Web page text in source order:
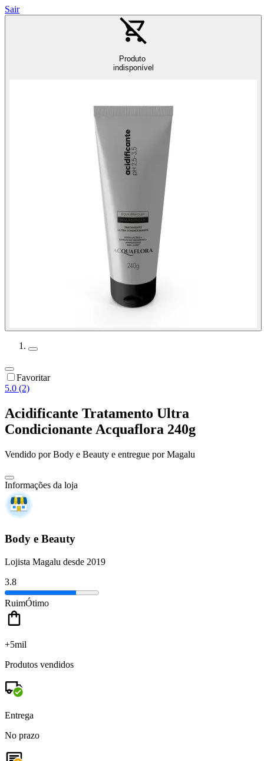
Sair
Produto
indisponível
Favoritar
5.0 (2)
Acidificante Tratamento Ultra
Condicionante Acquaflora 240g
Vendido porBody e Beauty e entregue por Magalu
Informações da loja
Body e Beauty
Lojista Magalu desde 2019
3.8
RuimÓtimo
+5mil
Produtos vendidos
Entrega
No prazo